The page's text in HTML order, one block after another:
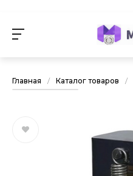
Главная / Каталог товаров /